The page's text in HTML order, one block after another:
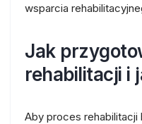
wsparcia
Jak
rehabilitacji i
Aby proces rehabilitacji